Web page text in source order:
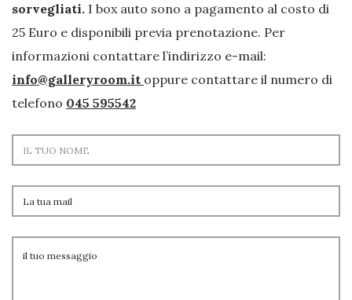
sorvegliati. I box auto sono a pagamento al costo di
25 Euro e disponibili previa prenotazione. Per
informazioni contattare l’indirizzo e-mail:
info@galleryroom.it oppure contattare il numero di
telefono 045 595542